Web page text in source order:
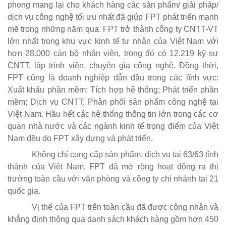
phong mang lại cho khách hàng các sản phẩm/ giải pháp/
dịch vụ công nghệ tối ưu nhất đã giúp FPT phát triển mạnh
mẽ trong những năm qua. FPT trở thành công ty CNTT-VT
lớn nhất trong khu vực kinh tế tư nhân của Việt Nam với
hơn 28.000 cán bộ nhân viên, trong đó có 12.219 kỹ sư
CNTT, lập trình viên, chuyên gia công nghệ. Đồng thời,
FPT cũng là doanh nghiệp dẫn đầu trong các lĩnh vực:
Xuất khẩu phần mềm; Tích hợp hệ thống; Phát triển phần
mềm; Dịch vụ CNTT; Phân phối sản phẩm công nghệ tại
Việt Nam. Hầu hết các hệ thống thông tin lớn trong các cơ
quan nhà nước và các ngành kinh tế trọng điểm của Việt
Nam đều do FPT xây dựng và phát triển.
Không chỉ cung cấp sản phẩm, dịch vụ tại 63/63 tỉnh
thành của Việt Nam, FPT đã mở rộng hoạt động ra thị
trường toàn cầu với văn phòng và công ty chi nhánh tại 21
quốc gia.
Vị thế của FPT trên toàn cầu đã được công nhận và
khẳng định thông qua danh sách khách hàng gồm hơn 450